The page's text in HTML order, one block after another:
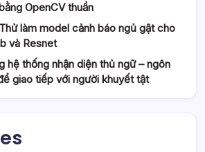
OpenCV thuần
làm model cảnh báo ngủ gật cho
và Resnet
hệ thống nhận diện thủ ngữ – ngôn
giao tiếp với người khuyết tật